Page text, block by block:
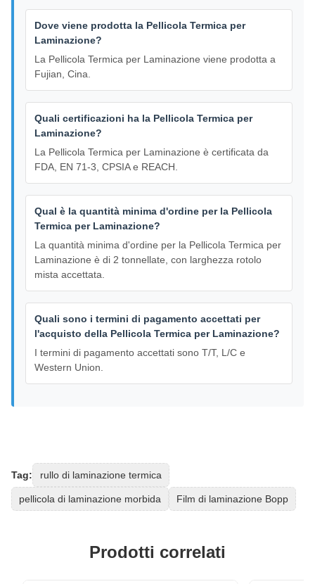
Dove viene prodotta la Pellicola Termica per
Laminazione?
La Pellicola Termica per Laminazione viene prodotta a
Fujian, Cina.
Quali certificazioni ha la Pellicola Termica per
Laminazione?
La Pellicola Termica per Laminazione è certificata da
FDA, EN 71-3, CPSIA e REACH.
Qual è la quantità minima d'ordine per la Pellicola
Termica per Laminazione?
La quantità minima d'ordine per la Pellicola Termica per
Laminazione è di 2 tonnellate, con larghezza rotolo
mista accettata.
Quali sono i termini di pagamento accettati per
l'acquisto della Pellicola Termica per Laminazione?
I termini di pagamento accettati sono T/T, L/C e
Western Union.
Tag: rullo di laminazione termica
pellicola di laminazione morbida Film di laminazione Bopp
Prodotti correlati